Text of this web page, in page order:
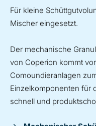
Für kleine
Mischer eingesetzt.
Der mechanische
von Coperion kommt
Comoundieranlagen
Einzelkomponenten für
schnell und